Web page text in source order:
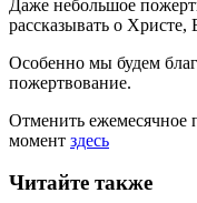
Даже небольшое
рассказывать о Христе,
Особенно мы будем
пожертвование.
Отменить ежемесячное
момент здесь
Читайте также